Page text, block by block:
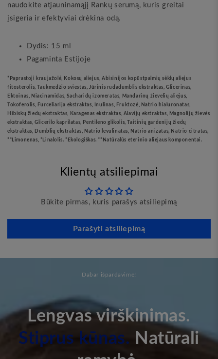
naudokite atjauninamąjį Rankų serumą, kuris greitai
įsigeria ir efektyviai drėkina odą.
Dydis: 15 ml
Pagaminta Estijoje
*Paprastoji kraujažolė, Kokosų aliejus, Abisinijos kopūstpalmių sėklų aliejus
fitosterolis, Taukmedžio sviestas, Jūrinis rudadumblis ekstraktas, Glicerinas,
Ektoinas, Niacinamidas, Sacharidų izomeratas, Mandarinų žievelių aliejus,
Tokoferolis, Furceliarija ekstraktas, Inulinas, Fruktozė, Natrio hialuronatas,
Hibiskų žiedų ekstraktas, Karagenas ekstraktas, Alavijų ekstraktas, Magnolijų žievės
ekstraktas, Glicerilo kaprilatas, Pentileno glikolis, Taitinių gardenijų žiedų
ekstraktas, Dumblių ekstraktas, Natrio levulinatas, Natrio anizatas, Natrio citratas,
**Limonenas, *Linalolis. *Ekologiškas. **Natūralūs eterinio aliejaus komponentai.
Klientų atsiliepimai
Būkite pirmas, kuris parašys atsiliepimą
Parašyti atsiliepimą
Dabar išpardavime!
Lengvas virškinimas.
Stiprus kūnas. Natūrali